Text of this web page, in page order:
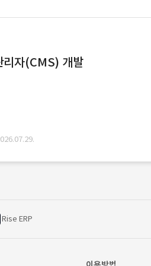
리자(CMS) 개발
Rise ERP